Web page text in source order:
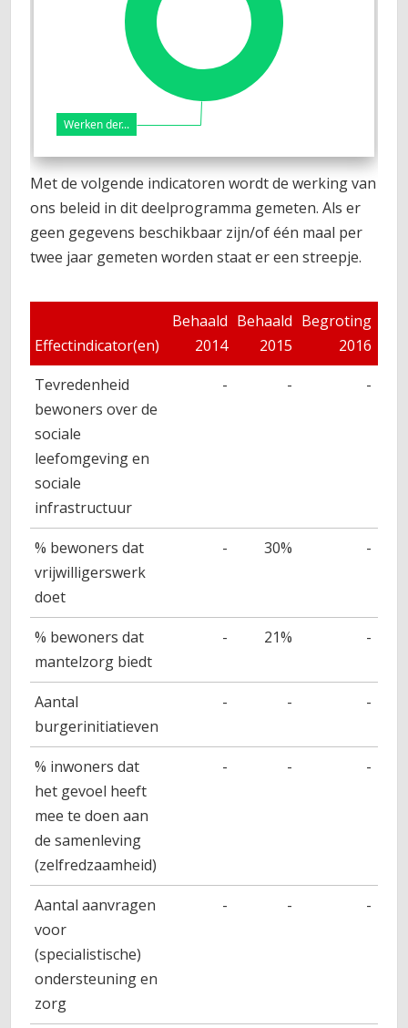
Werken der...
Met de volgende indicatoren wordt de werking van
ons beleid in dit deelprogramma gemeten. Als er
geen gegevens beschikbaar zijn/of één maal per
twee jaar gemeten worden staat er een streepje.
Effectindicator(en)
Behaald
2014
Behaald
2015
Begroting
2016
Tevredenheid
bewoners over de
sociale
leefomgeving en
sociale
infrastructuur
- - -
% bewoners dat
vrijwilligerswerk
doet
- 30% -
% bewoners dat
mantelzorg biedt
- 21% -
Aantal
burgerinitiatieven
- - -
% inwoners dat
het gevoel heeft
mee te doen aan
de samenleving
(zelfredzaamheid)
- - -
Aantal aanvragen
voor
(specialistische)
ondersteuning en
zorg
- - -